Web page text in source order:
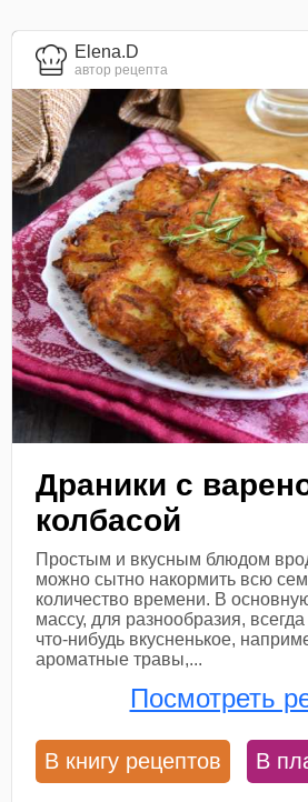
Elena.D
автор рецепта
Драники с
колбасой
Простым и вкусным блюдом
можно сытно накормить всю
количество времени. В
массу, для разнообразия,
что-нибудь вкусненькое,
ароматные травы,...
Посмотреть
В книгу рецептов В